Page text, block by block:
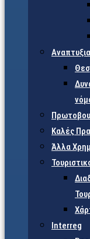
Καλές
Άλλα
Interreg